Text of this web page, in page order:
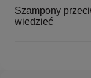
Szampony
wiedzieć